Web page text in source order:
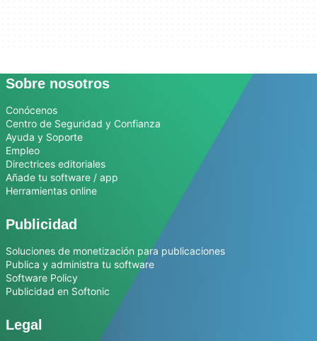
Sobre nosotros
Conócenos
Centro de Seguridad y Confianza
Ayuda y Soporte
Empleo
Directrices editoriales
Añade tu software / app
Herramientas online
Publicidad
Soluciones de monetización para publicaciones
Publica y administra tu software
Software Policy
Publicidad en Softonic
Legal